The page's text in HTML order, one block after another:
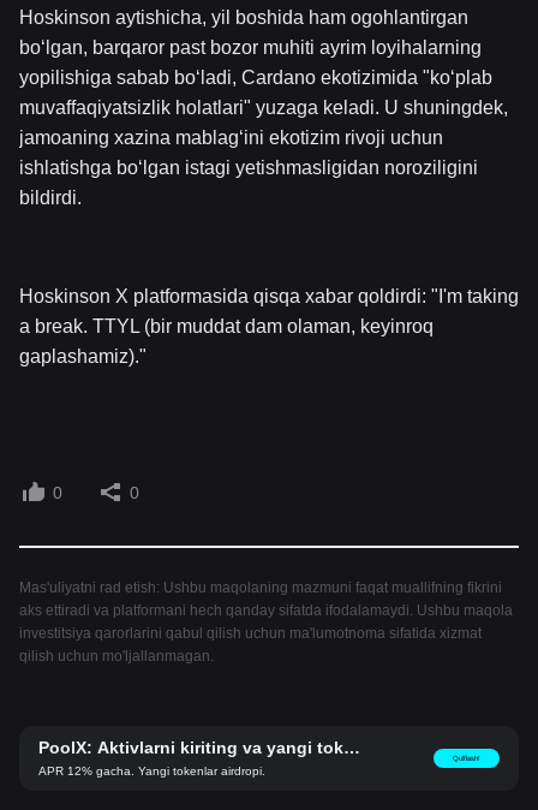
Hoskinson aytishicha, yil boshida ham ogohlantirgan
bo‘lgan, barqaror past bozor muhiti ayrim loyihalarning
yopilishiga sabab bo‘ladi, Cardano ekotizimida "ko‘plab
muvaffaqiyatsizlik holatlari" yuzaga keladi. U shuningdek,
jamoaning xazina mablag‘ini ekotizim rivoji uchun
ishlatishga bo‘lgan istagi yetishmasligidan noroziligini
bildirdi.
Hoskinson X platformasida qisqa xabar qoldirdi: "I'm taking
a break. TTYL (bir muddat dam olaman, keyinroq
gaplashamiz)."
0 0
Mas'uliyatni rad etish: Ushbu maqolaning mazmuni faqat muallifning fikrini
aks ettiradi va platformani hech qanday sifatda ifodalamaydi. Ushbu maqola
investitsiya qarorlarini qabul qilish uchun ma'lumotnoma sifatida xizmat
qilish uchun mo'ljallanmagan.
PoolX: Aktivlarni kiriting va yangi tokenl
ar oling.
APR 12% gacha. Yangi tokenlar airdropi.
Qulflash!